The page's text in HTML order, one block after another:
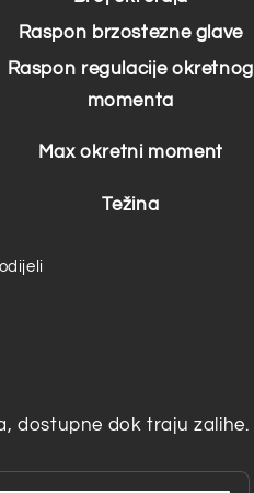
Raspon brzostezne glave
Raspon regulacije okretnog
momenta
Max okretni moment
Težina
dostupne dok traju zalihe.